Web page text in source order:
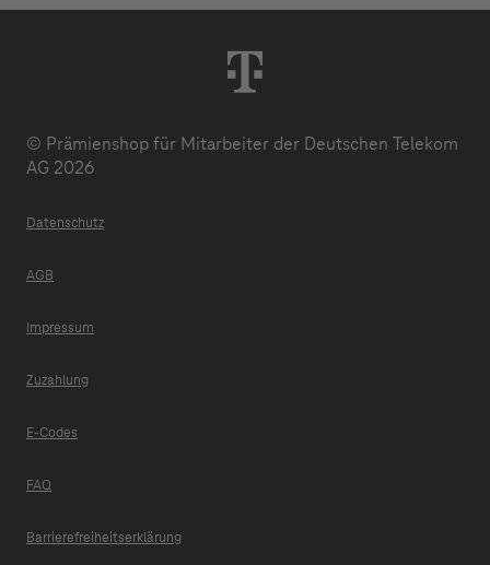
© Prämienshop für Mitarbeiter der Deutschen Telekom
AG 2026
Datenschutz
AGB
Impressum
Zuzahlung
E-Codes
FAQ
Barrierefreiheitserklärung